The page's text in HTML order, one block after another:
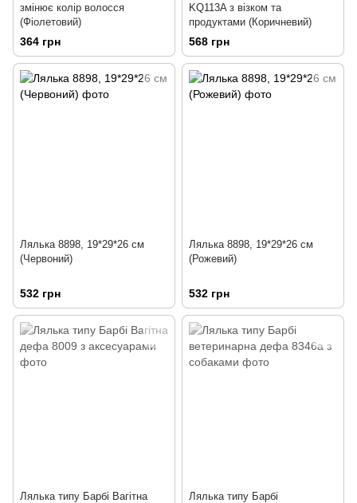
змінює колір волосся
(Фіолетовий)
364 грн
KQ113A з візком та
продуктами (Коричневий)
568 грн
Лялька 8898, 19*29*26 см
(Червоний)
532 грн
Лялька 8898, 19*29*26 см
(Рожевий)
532 грн
Лялька типу Барбі Вагітна
Лялька типу Барбі